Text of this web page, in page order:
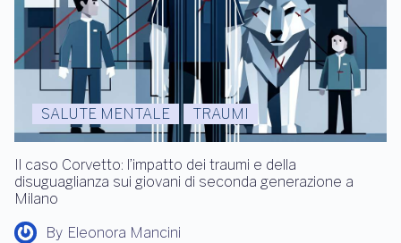
SALUTE MENTALE TRAUMI
Il caso Corvetto: l’impatto dei traumi e della
disuguaglianza sui giovani di seconda generazione a
Milano
By Eleonora Mancini